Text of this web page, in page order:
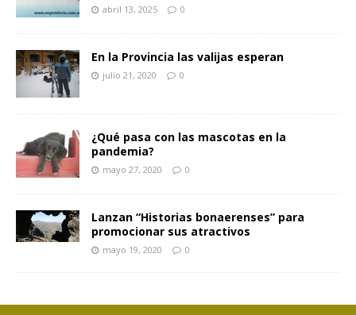
abril 13, 2025 0
En la Provincia las valijas esperan
julio 21, 2020 0
¿Qué pasa con las mascotas en la
pandemia?
mayo 27, 2020 0
Lanzan “Historias bonaerenses” para
promocionar sus atractivos
mayo 19, 2020 0